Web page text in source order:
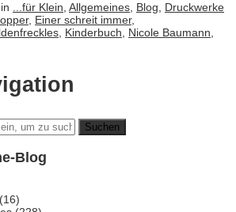
...für Klein, Allgemeines, Blog, Druckwerke
, Einer schreit immer,
, Kinderbuch, Nicole Baumann,
Blog
(16)